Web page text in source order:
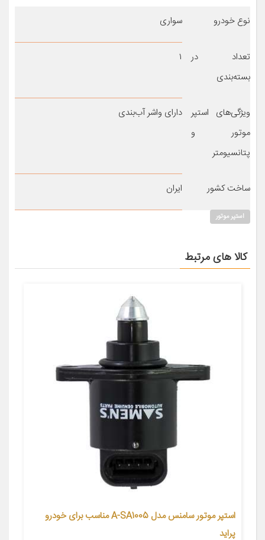
نوع خودرو سواری
تعداد در
بسته‌بندی
۱
ویژگی‌های استپر
موتور و
پتانسیومتر
دارای واشر آب‌بندی
ساخت کشور ایران
استپر موتور
کالا های مرتبط
استپر موتور سامنس مدل A-SA1005 مناسب برای خودرو
پراید